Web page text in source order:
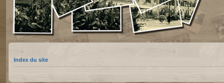
Index du site